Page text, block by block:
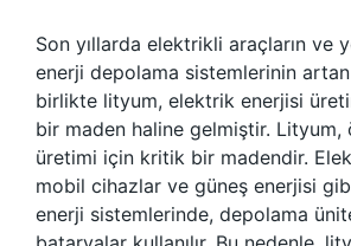
Son yıllarda elektrikli araçların ve
enerji depolama sistemlerinin
birlikte lityum, elektrik enerjisi
bir maden haline gelmiştir.
üretimi için kritik bir madendir.
mobil cihazlar ve güneş enerjisi
enerji sistemlerinde, depolama